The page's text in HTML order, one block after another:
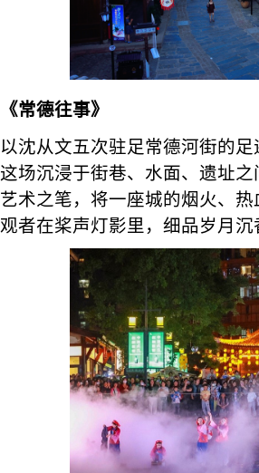
《常德往事》
以沈从文五次驻足常德河街的
这场沉浸于街巷、水面、遗址
艺术之笔，将一座城的烟火、
观者在桨声灯影里，细品岁月沉